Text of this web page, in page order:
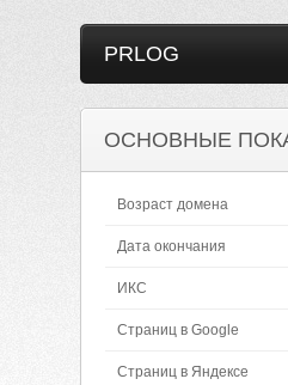
PRLOG
ОСНОВНЫЕ
Возраст домена
Дата окончания
ИКС
Страниц в Google
Страниц в Яндексе